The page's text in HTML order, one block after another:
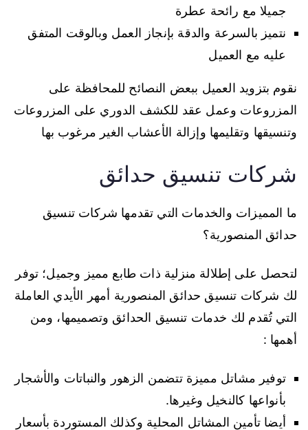
جميلا مع رائحة عطرة
نتميز بالسرعة والدقة بإنجاز العمل وبالوقت المتفق
عليه مع العميل
نقوم بتزويد العميل ببعض النصائح للمحافظة على
المزروعات وعمل عقد للكشف الدوري على المزروعات
وتنسيقها وتقليمها وإزالة الأعشاب الغير مرغوب بها
شركات تنسيق حدائق
ما المميزات والخدمات التي تقدمها شركات تنسيق
حدائق المنصورية؟
لتحصل على إطلالة منزلية ذات طابع مميز وجميل؛ توفر
لك شركات تنسيق حدائق المنصورية أمهر الأيدي العاملة
التي تُقدم لك خدمات تنسيق الحدائق وتصميمها، ومن
أهمها :
توفير مشاتل مميزة تتضمن الزهور والنباتات والأشجار
بأنواعها كالنخيل وغيرها.
أيضا تأمين المشاتل المحلية وكذلك المستوردة بأسعار